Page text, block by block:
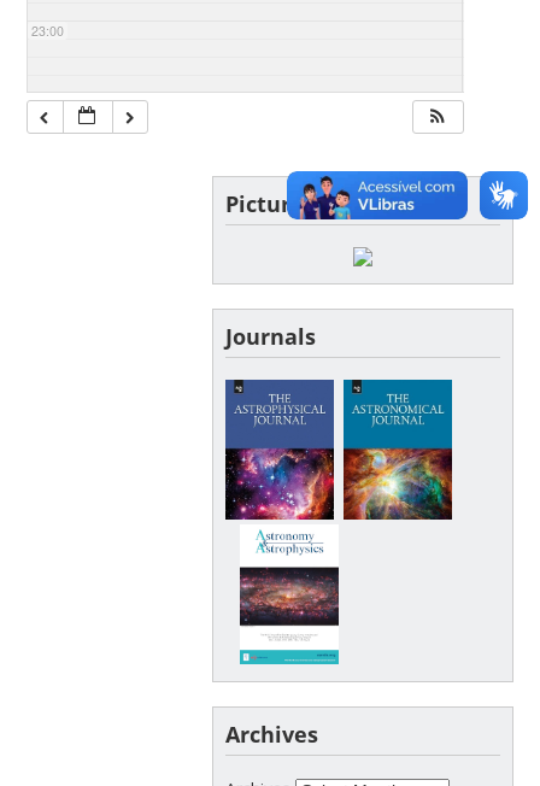
23:00
Picture of the day
Journals
Archives